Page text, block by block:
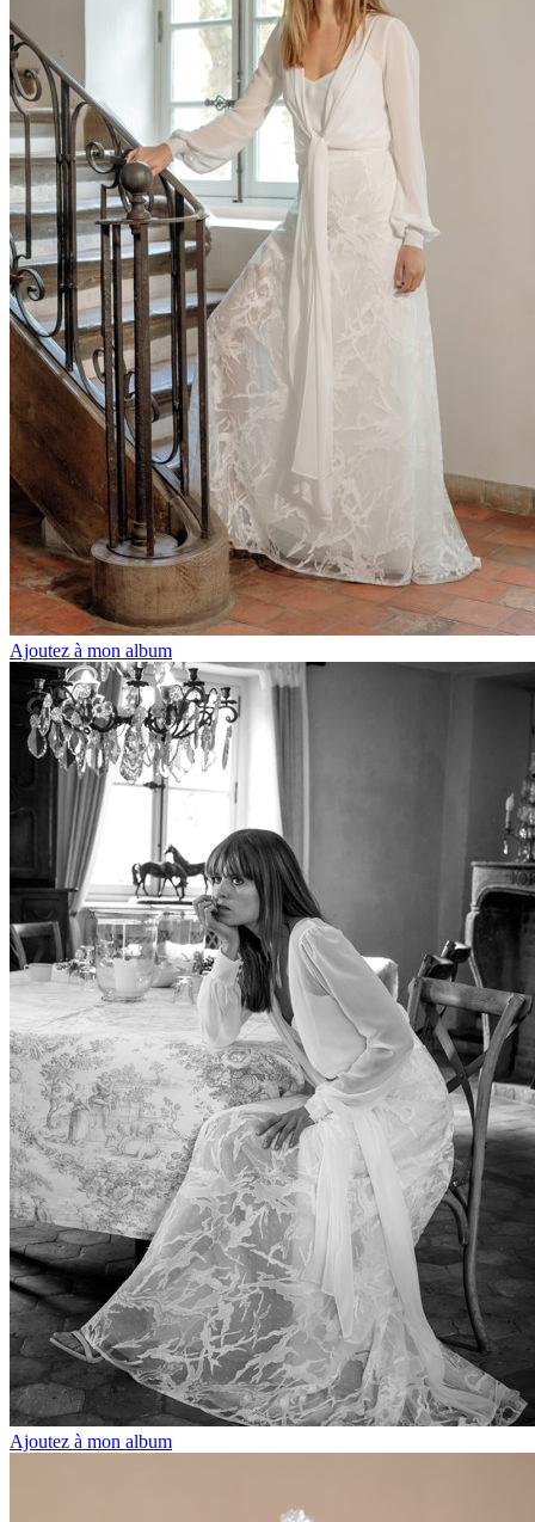
Ajoutez à mon album
Ajoutez à mon album